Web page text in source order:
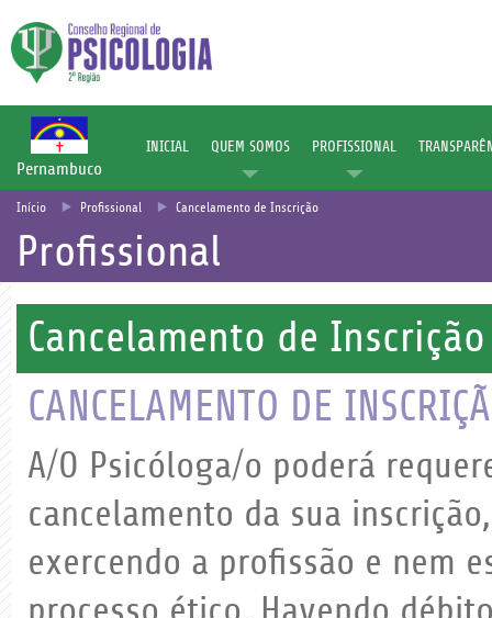
Pernambuco
INICIAL QUEM SOMOS PROFISSIONAL
Início Profissional Cancelamento de Inscrição
Profissional
Cancelamento de Inscrição
CANCELAMENTO DE
A/O Psicóloga/o poderá
cancelamento da sua
exercendo a profissão e nem